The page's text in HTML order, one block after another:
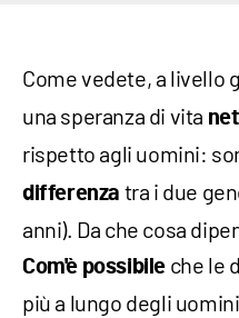
Come vedete, a livello
una speranza di vita
rispetto agli uomini:
differenza tra i due
anni). Da che cosa
Com'è possibile che le
più a lungo degli